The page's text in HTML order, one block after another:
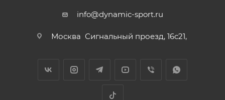
info@dynamic-sport.ru
Москва Сигнальный проезд, 16с21,